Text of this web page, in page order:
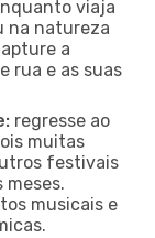
viaja
na natureza
a
rua e as suas
regresse ao
muitas
festivais
musicais e